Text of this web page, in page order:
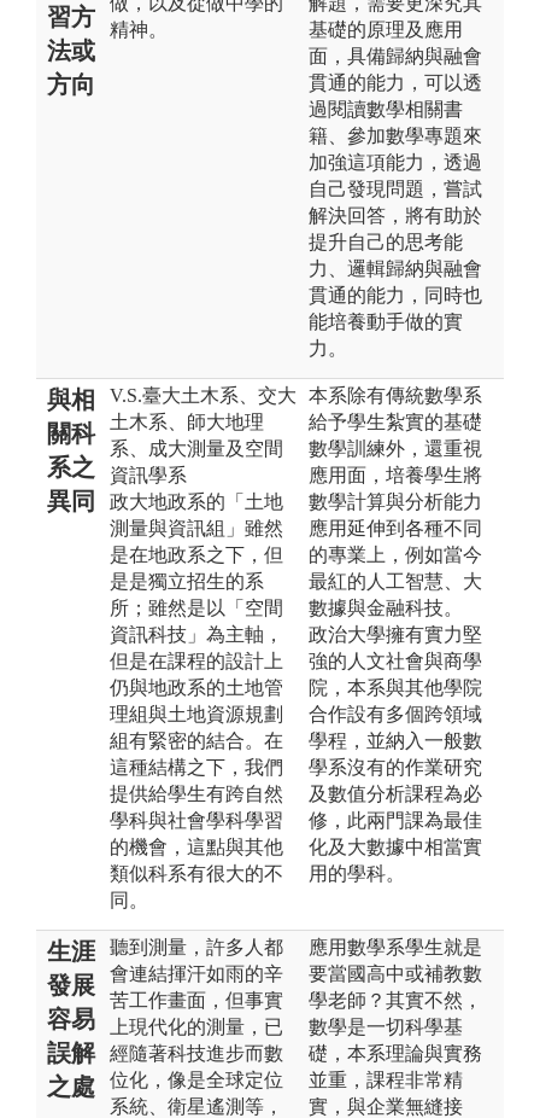
習方
法或
方向
精神。
基礎的原理及應用
面，具備歸納與融會
貫通的能力，可以透
過閱讀數學相關書
籍、參加數學專題來
加強這項能力，透過
自己發現問題，嘗試
解決回答，將有助於
提升自己的思考能
力、邏輯歸納與融會
貫通的能力，同時也
能培養動手做的實
力。
與相
關科
系之
異同
V.S.臺大土木系、交大
土木系、師大地理
系、成大測量及空間
資訊學系
政大地政系的「土地
測量與資訊組」雖然
是在地政系之下，但
是是獨立招生的系
所；雖然是以「空間
資訊科技」為主軸，
但是在課程的設計上
仍與地政系的土地管
理組與土地資源規劃
組有緊密的結合。在
這種結構之下，我們
提供給學生有跨自然
學科與社會學科學習
的機會，這點與其他
類似科系有很大的不
同。
本系除有傳統數學系
給予學生紮實的基礎
數學訓練外，還重視
應用面，培養學生將
數學計算與分析能力
應用延伸到各種不同
的專業上，例如當今
最紅的人工智慧、大
數據與金融科技。
政治大學擁有實力堅
強的人文社會與商學
院，本系與其他學院
合作設有多個跨領域
學程，並納入一般數
學系沒有的作業研究
及數值分析課程為必
修，此兩門課為最佳
化及大數據中相當實
用的學科。
生涯
發展
容易
誤解
之處
聽到測量，許多人都
會連結揮汗如雨的辛
苦工作畫面，但事實
上現代化的測量，已
經隨著科技進步而數
位化，像是全球定位
系統、衛星遙測等，
應用數學系學生就是
要當國高中或補教數
學老師？其實不然，
數學是一切科學基
礎，本系理論與實務
並重，課程非常精
實，與企業無縫接